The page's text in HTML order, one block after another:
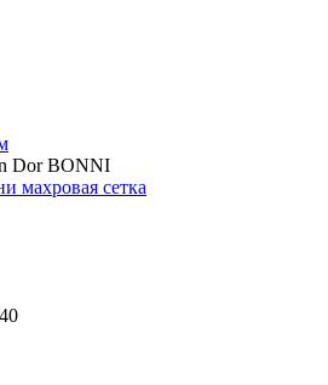
Dor BONNI